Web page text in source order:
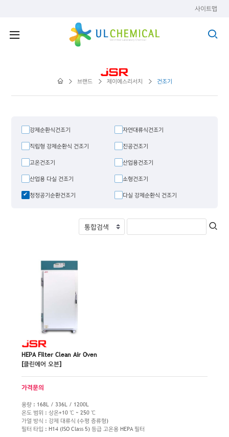
사이트맵
브랜드 제이에스리서치 건조기
강제순환식건조기
자연대류식건조기
직립형 강제순환식 건조기
진공건조기
고온건조기
산업용건조기
산업용 다실 건조기
소형건조기
청정공기순환건조기
다실 강제순환식 건조기
HEPA Filter Clean Air Oven
[클린에어 오븐]
가격문의
용량 : 168L / 336L / 1200L
온도 범위 : 상온+10 ℃ ~ 250 ℃
가열 방식 : 강제 대류식 (수평 층류형)
필터 타입 : H14 (ISO Class 5) 등급 고온용 HEPA 필터